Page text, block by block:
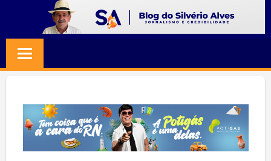
content
SILVERIO
ALVES
Jornalismo
Credibilidade